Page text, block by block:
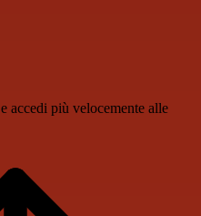
accedi più velocemente alle